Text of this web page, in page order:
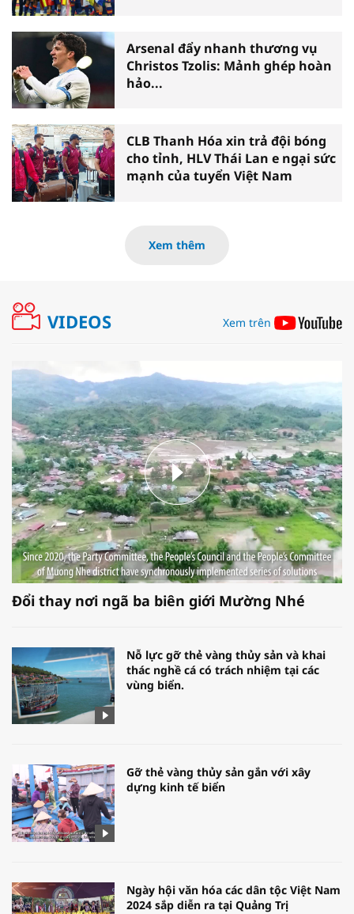
Arsenal đẩy nhanh thương vụ
Christos Tzolis: Mảnh ghép hoàn
hảo...
CLB Thanh Hóa xin trả đội bóng
cho tỉnh, HLV Thái Lan e ngại sức
mạnh của tuyển Việt Nam
Xem thêm
VIDEOS Xem trên
Đổi thay nơi ngã ba biên giới Mường Nhé
Nỗ lực gỡ thẻ vàng thủy sản và khai
thác nghề cá có trách nhiệm tại các
vùng biển.
Gỡ thẻ vàng thủy sản gắn với xây
dựng kinh tế biển
Ngày hội văn hóa các dân tộc Việt Nam
2024 sắp diễn ra tại Quảng Trị